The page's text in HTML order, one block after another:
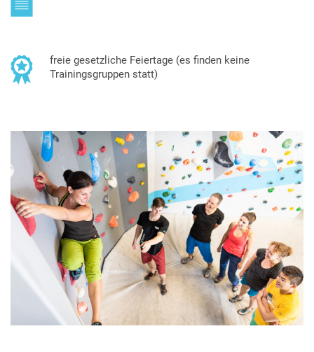
freie gesetzliche Feiertage (es finden keine
Trainingsgruppen statt)